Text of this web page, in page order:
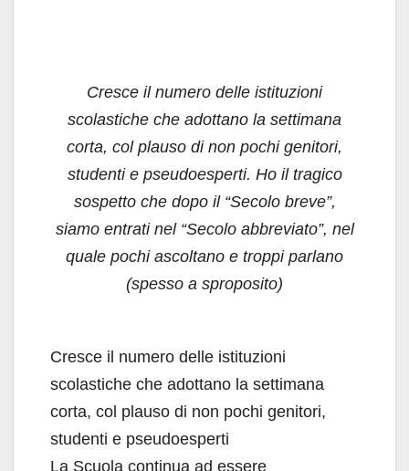
Cresce il numero delle istituzioni
scolastiche che adottano la settimana
corta, col plauso di non pochi genitori,
studenti e pseudoesperti. Ho il tragico
sospetto che dopo il “Secolo breve”,
siamo entrati nel “Secolo abbreviato”, nel
quale pochi ascoltano e troppi parlano
(spesso a sproposito)
Cresce il numero delle istituzioni
scolastiche che adottano la settimana
corta, col plauso di non pochi genitori,
studenti e pseudoesperti
La Scuola continua ad essere